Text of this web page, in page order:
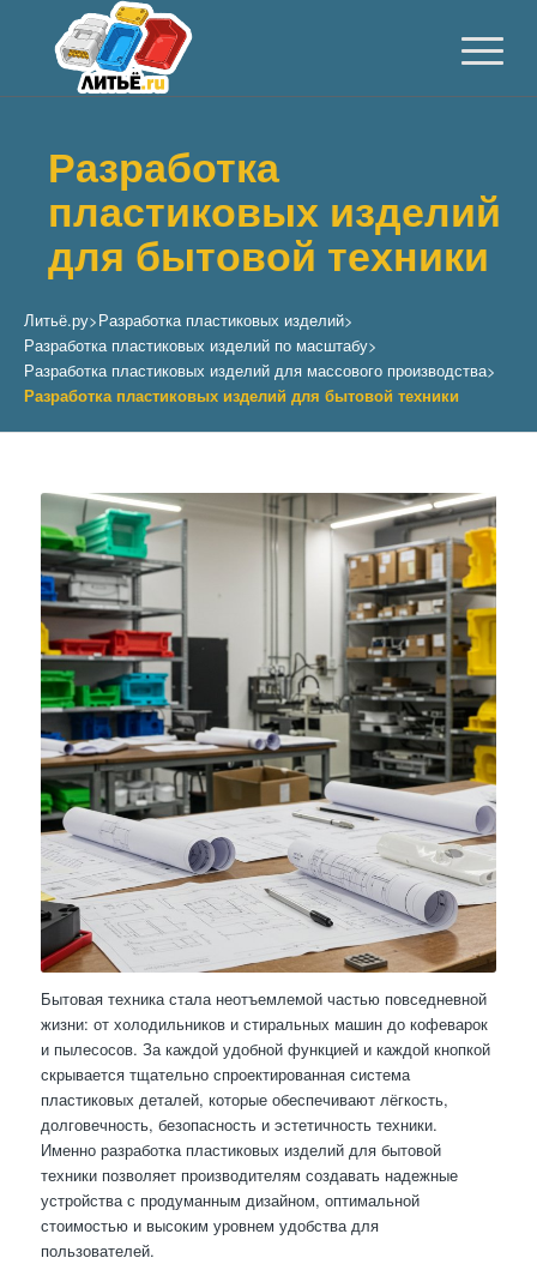
Разработка
пластиковых изделий
для бытовой техники
Литьё.ру>Разработка пластиковых изделий>
Разработка пластиковых изделий по масштабу>
Разработка пластиковых изделий для массового производства>
Разработка пластиковых изделий для бытовой техники
Бытовая техника стала неотъемлемой частью повседневной
жизни: от холодильников и стиральных машин до кофеварок
и пылесосов. За каждой удобной функцией и каждой кнопкой
скрывается тщательно спроектированная система
пластиковых деталей, которые обеспечивают лёгкость,
долговечность, безопасность и эстетичность техники.
Именно разработка пластиковых изделий для бытовой
техники позволяет производителям создавать надежные
устройства с продуманным дизайном, оптимальной
стоимостью и высоким уровнем удобства для
пользователей.